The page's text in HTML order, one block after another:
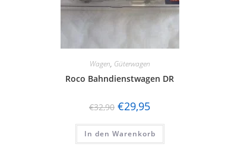
Wagen, Güterwagen
Roco Bahndienstwagen DR
€32,90 €29,95
In den Warenkorb